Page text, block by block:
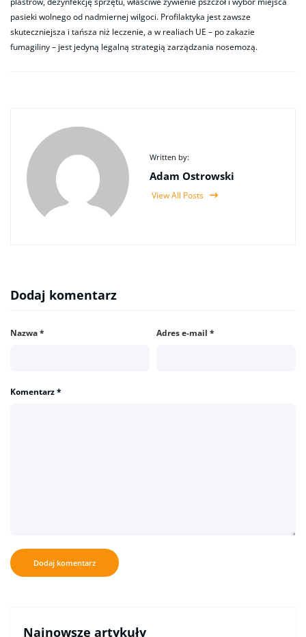
pasieki wolnego od nadmiernej wilgoci. Profilaktyka jest zawsze
skuteczniejsza i tańsza niż leczenie, a w realiach UE – po zakazie
fumagiliny – jest jedyną legalną strategią zarządzania nosemozą.
Written by:
Adam Ostrowski
View All Posts
Dodaj komentarz
Nazwa* Adres e-mail *
Komentarz*
Najnowsze artykuły